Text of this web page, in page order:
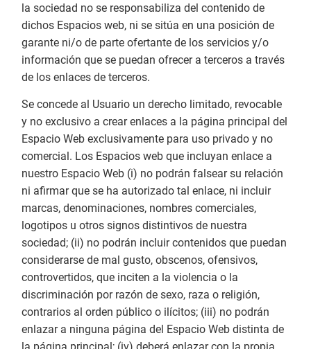
la sociedad no se responsabiliza del contenido de
dichos Espacios web, ni se sitúa en una posición de
garante ni/o de parte ofertante de los servicios y/o
información que se puedan ofrecer a terceros a través
de los enlaces de terceros.
Se concede al Usuario un derecho limitado, revocable
y no exclusivo a crear enlaces a la página principal del
Espacio Web exclusivamente para uso privado y no
comercial. Los Espacios web que incluyan enlace a
nuestro Espacio Web (i) no podrán falsear su relación
ni afirmar que se ha autorizado tal enlace, ni incluir
marcas, denominaciones, nombres comerciales,
logotipos u otros signos distintivos de nuestra
sociedad; (ii) no podrán incluir contenidos que puedan
considerarse de mal gusto, obscenos, ofensivos,
controvertidos, que inciten a la violencia o la
discriminación por razón de sexo, raza o religión,
contrarios al orden público o ilícitos; (iii) no podrán
enlazar a ninguna página del Espacio Web distinta de